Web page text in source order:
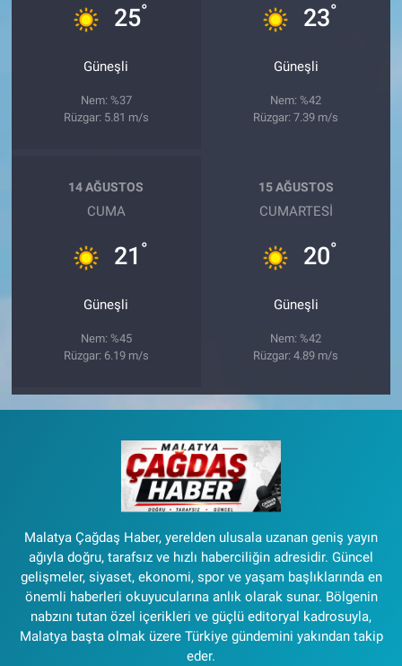
25°
Güneşli
Nem: %37
Rüzgar: 5.81 m/s
23°
Güneşli
Nem: %42
Rüzgar: 7.39 m/s
14 AĞUSTOS
CUMA
21 °
Güneşli
Nem: %45
Rüzgar: 6.19 m/s
15 AĞUSTOS
CUMARTESI
20°
Güneşli
Nem: %42
Rüzgar: 4.89 m/s
Malatya Çağdaş Haber, yerelden ulusala uzanan geniş yayın
ağıyla doğru, tarafsız ve hızlı haberciliğin adresidir. Güncel
gelişmeler, siyaset, ekonomi, spor ve yaşam başlıklarında en
önemli haberleri okuyucularına anlık olarak sunar. Bölgenin
nabzını tutan özel içerikleri ve güçlü editoryal kadrosuyla,
Malatya başta olmak üzere Türkiye gündemini yakından takip
eder.